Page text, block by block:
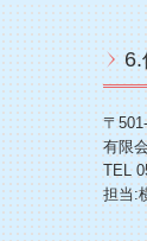
6.
〒
有限
TEL
担当: